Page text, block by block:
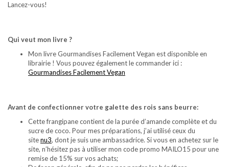
Lancez-vous!
Qui veut mon livre ?
Mon livre Gourmandises Facilement Vegan est disponible en
librairie ! Vous pouvez également le commander ici :
Gourmandises Facilement Vegan
Avant de confectionner votre galette des rois sans beurre:
Cette frangipane contient de la purée d’amande complète et du
sucre de coco. Pour mes préparations, j’ai utilisé ceux du
sitenu3, dont je suis une ambassadrice. Si vous en achetez sur le
site, n’hésitez pas à utiliser mon code promo MAILO15 pour une
remise de 15% sur vos achats;